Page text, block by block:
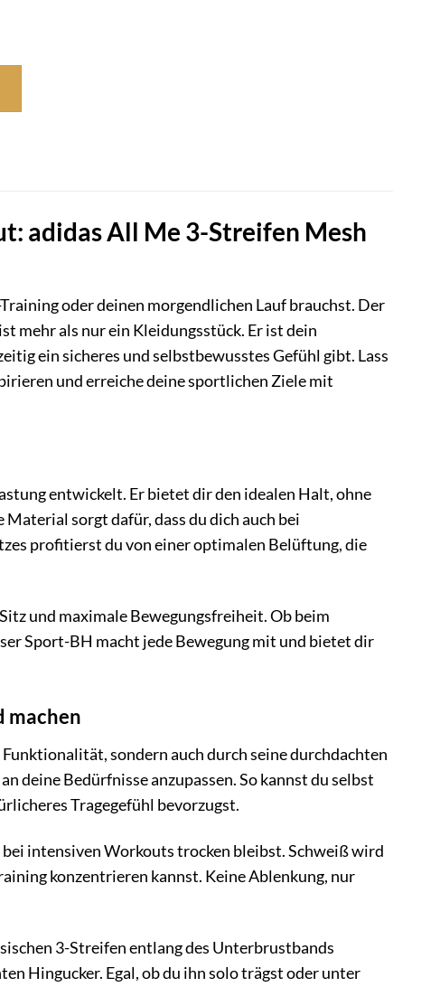
adidas All Me 3-Streifen Mesh
oder deinen morgendlichen Lauf brauchst. Der
mehr als nur ein Kleidungsstück. Er ist dein
ein sicheres und selbstbewusstes Gefühl gibt. Lass
und erreiche deine sportlichen Ziele mit
entwickelt. Er bietet dir den idealen Halt, ohne
sorgt dafür, dass du dich auch bei
profitierst du von einer optimalen Belüftung, die
und maximale Bewegungsfreiheit. Ob beim
Sport-BH macht jede Bewegung mit und bietet dir
machen
sondern auch durch seine durchdachten
deine Bedürfnisse anzupassen. So kannst du selbst
Tragegefühl bevorzugst.
intensiven Workouts trocken bleibst. Schweiß wird
konzentrieren kannst. Keine Ablenkung, nur
3-Streifen entlang des Unterbrustbands
Hingucker. Egal, ob du ihn solo trägst oder unter